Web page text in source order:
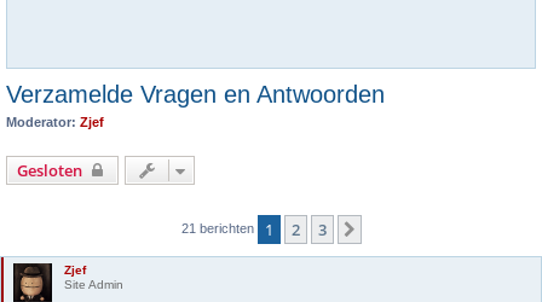
Verzamelde Vragen en Antwoorden
Moderator: Zjef
Gesloten
21 berichten 1 2 3
Zjef
Site Admin